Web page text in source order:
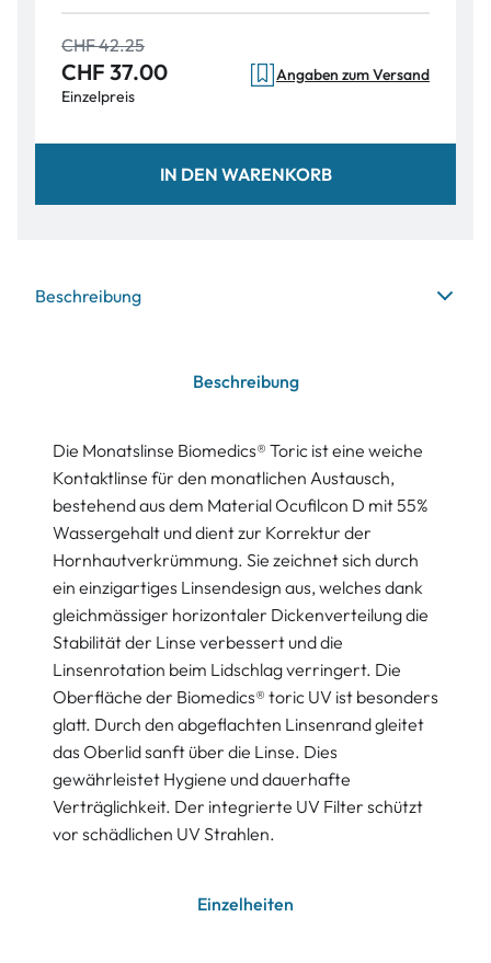
CHF 42.25
CHF 37.00
Einzelpreis
Angaben zum Versand
IN DEN WARENKORB
Beschreibung
Beschreibung
Die Monatslinse Biomedics® Toric ist eine weiche
Kontaktlinse für den monatlichen Austausch,
bestehend aus dem Material Ocufilcon D mit 55%
Wassergehalt und dient zur Korrektur der
Hornhautverkrümmung. Sie zeichnet sich durch
ein einzigartiges Linsendesign aus, welches dank
gleichmässiger horizontaler Dickenverteilung die
Stabilität der Linse verbessert und die
Linsenrotation beim Lidschlag verringert. Die
Oberfläche der Biomedics® toric UV ist besonders
glatt. Durch den abgeflachten Linsenrand gleitet
das Oberlid sanft über die Linse. Dies
gewährleistet Hygiene und dauerhafte
Verträglichkeit. Der integrierte UV Filter schützt
vor schädlichen UV Strahlen.
Einzelheiten